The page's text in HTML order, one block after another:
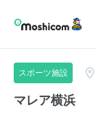
スポーツ施設
マレア横浜